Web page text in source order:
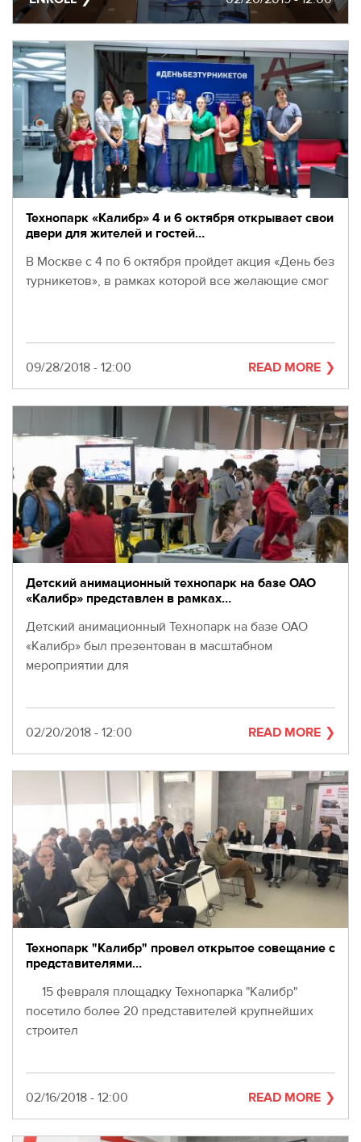
EVENTS
ABOUT KALIBR
INFORMATION FOR
RESIDENTS
Moscow, SVAO, Godovikova str., 9
Alekseyevskaya metro station
+7 (495) 280-17-17
+7 (495) 280-45-55
Business hours 9:00 - 18:00 Mon-Thu.
9:00 - 17:00 Fri.
МЕРОПРИЯТИЯ
ИНФОРМАЦИЯ
ДЛЯ
РЕЗИДЕНТОВ
ЛИЧНЫЙ
КАБИНЕТ
+7
(495)
280-
17-
17
(495)
280-
55
Moscow,
Godovikova
str.,
9
Alekseyevskaya
metro
station
Business
hours
9:00
18:00
Mon-
9:00
17:00
Технопарк «Калибр» 4 и 6 октября открывает свои
двери для жителей и гостей…
В Москве с 4 по 6 октября пройдет акция «День без
турникетов», в рамках которой все желающие смог
Date
09/28/2018 - 12:00 READ MORE
Детский анимационный технопарк на базе ОАО
«Калибр» представлен в рамках…
Детский анимационный Технопарк на базе ОАО
«Калибр» был презентован в масштабном
мероприятии для
Date
02/20/2018 - 12:00 READ MORE
Технопарк "Калибр" провел открытое совещание с
представителями…
15 февраля площадку Технопарка "Калибр"
посетило более 20 представителей крупнейших
строител
Date
02/16/2018 - 12:00 READ MORE